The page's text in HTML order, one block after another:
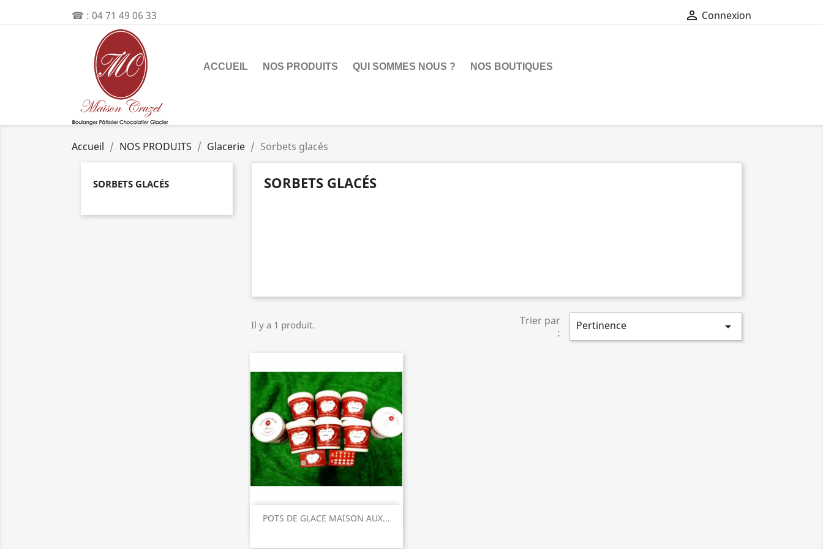
☎ : 04 71 49 06 33  Connexion
ACCUEIL NOS PRODUITS QUI SOMMES NOUS ? NOS BOUTIQUES
Accueil NOS PRODUITS Glacerie Sorbets glacés
SORBETS GLACÉS SORBETS GLACÉS
Il y a 1 produit.
Trier par
:
Pertinence 
POTS DE GLACE MAISON AUX...
 Aperçu rapide